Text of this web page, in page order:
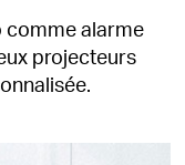
comme alarme
projecteurs